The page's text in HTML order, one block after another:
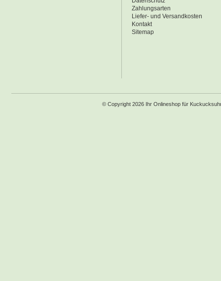
Zahlungsarten
Liefer- und Versandkosten
Kontakt
Sitemap
© Copyright 2026 Ihr Onlineshop für